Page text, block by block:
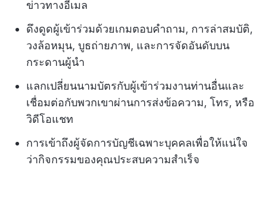
ข่าวทางอีเมล
ดึงดูดผู้เข้าร่วมด้วยเกมตอบคำถาม, การล่าสมบัติ,
วงล้อหมุน, บูธถ่ายภาพ, และการจัดอันดับบน
กระดานผู้นำ
แลกเปลี่ยนนามบัตรกับผู้เข้าร่วมงานท่านอื่นและ
เชื่อมต่อกับพวกเขาผ่านการส่งข้อความ, โทร, หรือ
วิดีโอแชท
การเข้าถึงผู้จัดการบัญชีเฉพาะบุคคลเพื่อให้แน่ใจ
ว่ากิจกรรมของคุณประสบความสำเร็จ